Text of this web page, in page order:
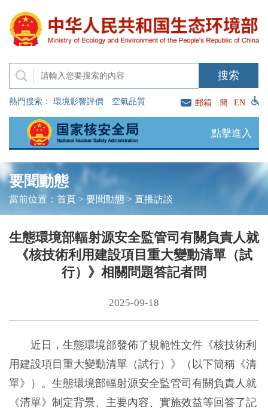
熱門搜索： 環境影響評價 空氣品質 郵箱 簡 EN
點擊進入
要聞動態
當前位置： 首頁> 要聞動態> 直播訪談
生態環境部輻射源安全監管司有關負責人就
《核技術利用建設項目重大變動清單（試
行）》相關問題答記者問
2025-09-18
近日，生態環境部發佈了規範性文件《核技術利
用建設項目重大變動清單（試行）》（以下簡稱《清
單》）。生態環境部輻射源安全監管司有關負責人就
《清單》制定背景、主要內容、實施效益等回答了記